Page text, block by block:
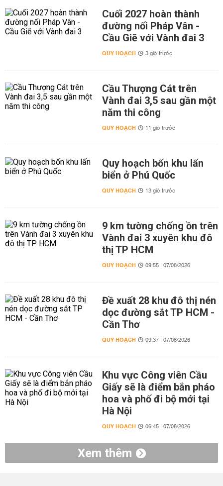
Cuối 2027 hoàn thành
đường nối Pháp Vân -
Cầu Giẽ với Vành đai 3
QUY HOẠCH 3 giờ trước
Cầu Thượng Cát trên
Vành đai 3,5 sau gần một
năm thi công
QUY HOẠCH 11 giờ trước
Quy hoạch bốn khu lấn
biển ở Phú Quốc
QUY HOẠCH 13 giờ trước
9 km tường chống ồn trên
Vành đai 3 xuyên khu đô
thị TP HCM
QUY HOẠCH 09:55 | 07/08/2026
Đề xuất 28 khu đô thị nén
dọc đường sắt TP HCM -
Cần Thơ
QUY HOẠCH 09:37 | 07/08/2026
Khu vực Công viên Cầu
Giấy sẽ là điểm bắn pháo
hoa và phố đi bộ mới tại
Hà Nội
QUY HOẠCH 06:45 | 07/08/2026
Xem thêm